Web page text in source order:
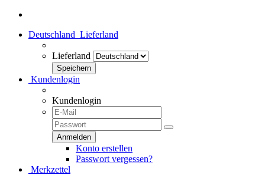
Deutschland Lieferland
Lieferland
Kundenlogin
Kundenlogin
Konto erstellen
Passwort vergessen?
Merkzettel